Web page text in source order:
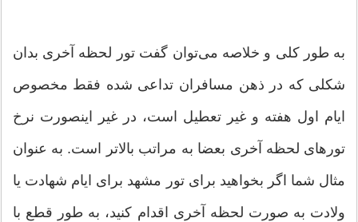
به طور کلی و خلاصه می­‌توان گفت تور لحظه آخری بدان
شکلی که در ذهن مسافران تداعی شده فقط مخصوص
ایام اول هفته و غیر تعطیل است، در غیر اینصورت نرخ
تورهای لحظه آخری بعضا به مراتب بالاتر است. به عنوان
مثال شما اگر بخواهید برای تور مشهد برای ایام شهادت یا
ولادت به صورت لحظه آخری اقدام کنید، به طور قطع با